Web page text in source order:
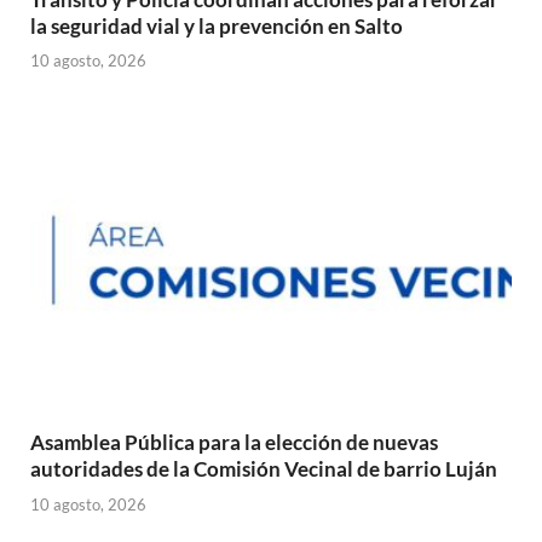
la seguridad vial y la prevención en Salto
10 agosto, 2026
Asamblea Pública para la elección de nuevas
autoridades de la Comisión Vecinal de barrio Luján
10 agosto, 2026